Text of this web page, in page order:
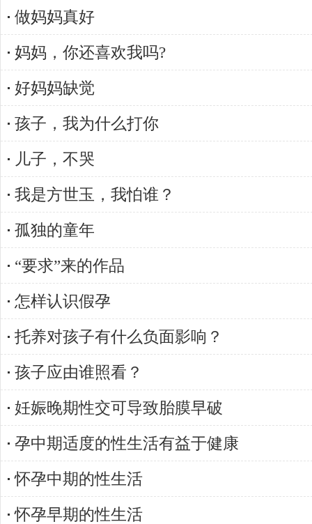
做妈妈真好
妈妈，你还喜欢我吗?
好妈妈缺觉
孩子，我为什么打你
儿子，不哭
我是方世玉，我怕谁？
孤独的童年
“要求”来的作品
怎样认识假孕
托养对孩子有什么负面影响？
孩子应由谁照看？
妊娠晚期性交可导致胎膜早破
孕中期适度的性生活有益于健康
怀孕中期的性生活
怀孕早期的性生活